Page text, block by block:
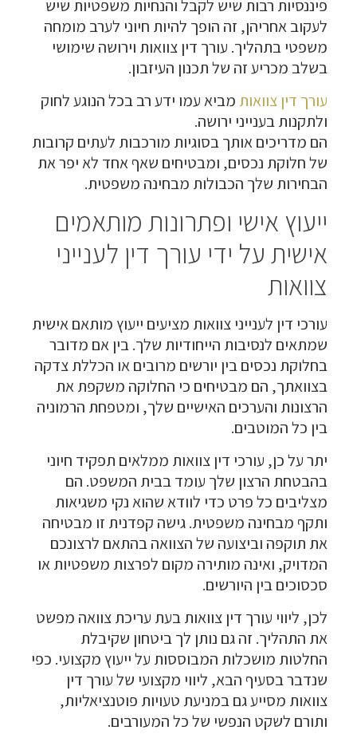
פיננסיות רבות שיש לקבל והנחיות משפטיות שיש
לעקוב אחריהן, זה הופך להיות חיוני לערב מומחה
משפטי בתהליך. עורך דין צוואות וירושה שימושי
בשלב מכריע זה של תכנון העיזבון.
עורך דין צוואות מביא עמו ידע רב בכל הנוגע לחוק
ולתקנות בענייני ירושה.
הם מדריכים אותך בסוגיות מורכבות לעתים קרובות
של חלוקת נכסים, ומבטיחים שאף אחד לא יפר את
הבחירות שלך הכבולות מבחינה משפטית.
ייעוץ אישי ופתרונות מותאמים
אישית על ידי עורך דין לענייני
צוואות
עורכי דין לענייני צוואות מציעים ייעוץ מותאם אישית
שמתאים לנסיבות הייחודיות שלך. בין אם מדובר
בחלוקת נכסים בין יורשים מרובים או הכללת צדקה
בצוואתך, הם מבטיחים כי החלוקה משקפת את
הרצונות והערכים האישיים שלך, ומטפחת הרמוניה
בין כל המוטבים.
יתר על כן, עורכי דין צוואות ממלאים תפקיד חיוני
בהבטחת הרצון שלך עומד בבית המשפט. הם
מצליבים כל פרט כדי לוודא שהוא נקי משגיאות
ותקף מבחינה משפטית. גישה קפדנית זו מבטיחה
את תוקפה וביצועה של הצוואה בהתאם לרצונכם
המדויק, ואינה מותירה מקום לפרצות משפטיות או
סכסוכים בין היורשים.
לכן, ליווי עורך דין צוואותבעת עריכת צוואה מפשט
את התהליך. זה גם נותן לך ביטחון שקיבלת
החלטות מושכלות המבוססות על ייעוץ מקצועי. כפי
שנדבר בסעיף הבא, ליווי מקצועי של עורך דין
צוואות מסייע גם במניעת טעויות פוטנציאליות,
ותורם לשקט הנפשי של כל המעורבים.